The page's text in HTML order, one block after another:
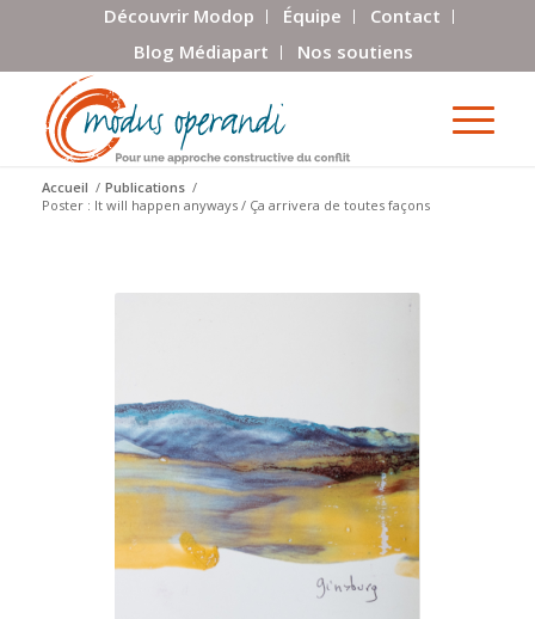
Découvrir Modop Équipe
Contact
Blog Médiapart
Nos soutiens
Accueil / Publications /
Poster : It will happen anyways / Ça arrivera de toutes façons